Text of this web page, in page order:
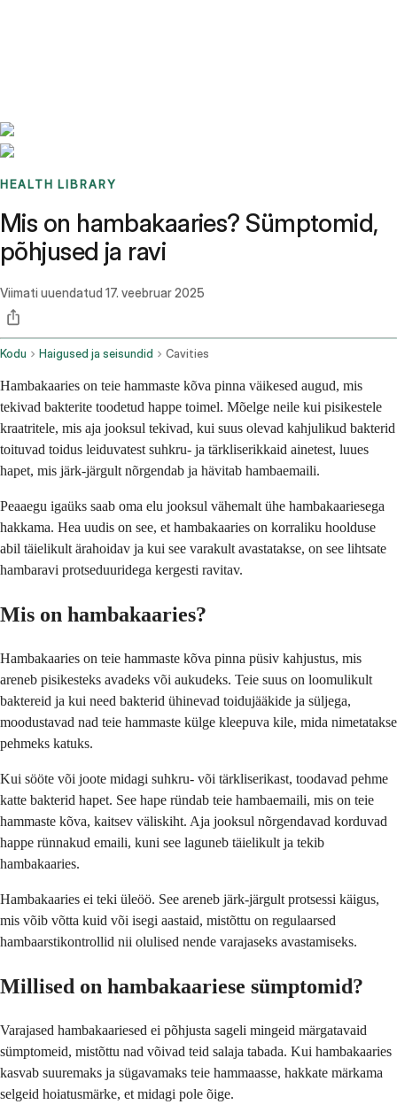
HEALTH LIBRARY
Mis on hambakaaries? Sümptomid,
põhjused ja ravi
Viimati uuendatud 17. veebruar 2025
Kodu Haigused ja seisundid Cavities
Hambakaaries on teie hammaste kõva pinna väikesed augud, mis
tekivad bakterite toodetud happe toimel. Mõelge neile kui pisikestele
kraatritele, mis aja jooksul tekivad, kui suus olevad kahjulikud bakterid
toituvad toidus leiduvatest suhkru- ja tärkliserikkaid ainetest, luues
hapet, mis järk-järgult nõrgendab ja hävitab hambaemaili.
Peaaegu igaüks saab oma elu jooksul vähemalt ühe hambakaariesega
hakkama. Hea uudis on see, et hambakaaries on korraliku hoolduse
abil täielikult ärahoidav ja kui see varakult avastatakse, on see lihtsate
hambaravi protseduuridega kergesti ravitav.
Mis on hambakaaries?
Hambakaaries on teie hammaste kõva pinna püsiv kahjustus, mis
areneb pisikesteks avadeks või aukudeks. Teie suus on loomulikult
baktereid ja kui need bakterid ühinevad toidujääkide ja süljega,
moodustavad nad teie hammaste külge kleepuva kile, mida nimetatakse
pehmeks katuks.
Kui sööte või joote midagi suhkru- või tärkliserikast, toodavad pehme
katte bakterid hapet. See hape ründab teie hambaemaili, mis on teie
hammaste kõva, kaitsev väliskiht. Aja jooksul nõrgendavad korduvad
happe rünnakud emaili, kuni see laguneb täielikult ja tekib
hambakaaries.
Hambakaaries ei teki üleöö. See areneb järk-järgult protsessi käigus,
mis võib võtta kuid või isegi aastaid, mistõttu on regulaarsed
hambaarstikontrollid nii olulised nende varajaseks avastamiseks.
Millised on hambakaariese sümptomid?
Varajased hambakaariesed ei põhjusta sageli mingeid märgatavaid
sümptomeid, mistõttu nad võivad teid salaja tabada. Kui hambakaaries
kasvab suuremaks ja sügavamaks teie hammaasse, hakkate märkama
selgeid hoiatusmärke, et midagi pole õige.